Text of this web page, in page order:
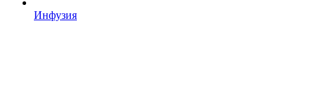
Инфузия